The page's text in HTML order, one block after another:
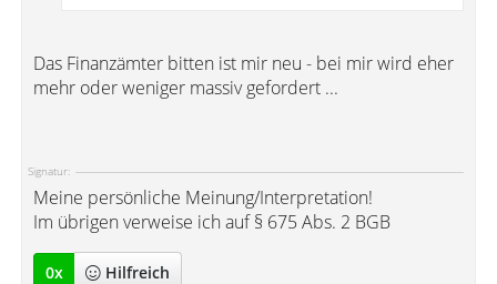
Das Finanzämter bitten ist mir neu - bei mir wird eher
mehr oder weniger massiv gefordert ...
Signatur:
Meine persönliche Meinung/Interpretation!
Im übrigen verweise ich auf § 675 Abs. 2 BGB
0x Hilfreich